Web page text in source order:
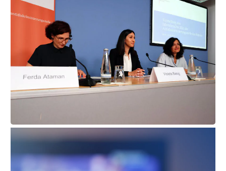
Dachorganisationen
Projekte
Anlaufstelle Nevo Foro (Neue
Stadt)
Leistungsbehörden und
Sozialberatungsstellen
Uhr